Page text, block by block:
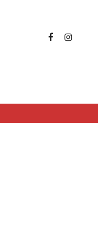
facebookinstagram